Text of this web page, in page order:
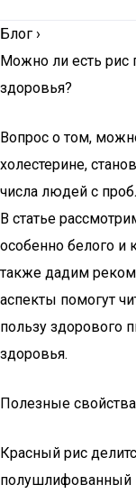
Блог ›
Можно ли есть рис
здоровья?
Вопрос о том,
холестерине,
числа людей с
В статье
особенно белого и
также дадим
аспекты помогут
пользу здорового
здоровья.
Полезные
Красный рис
полушлифованный